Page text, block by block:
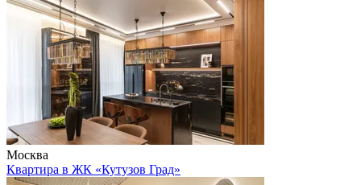
Москва
Квартира в ЖК «Кутузов Град»